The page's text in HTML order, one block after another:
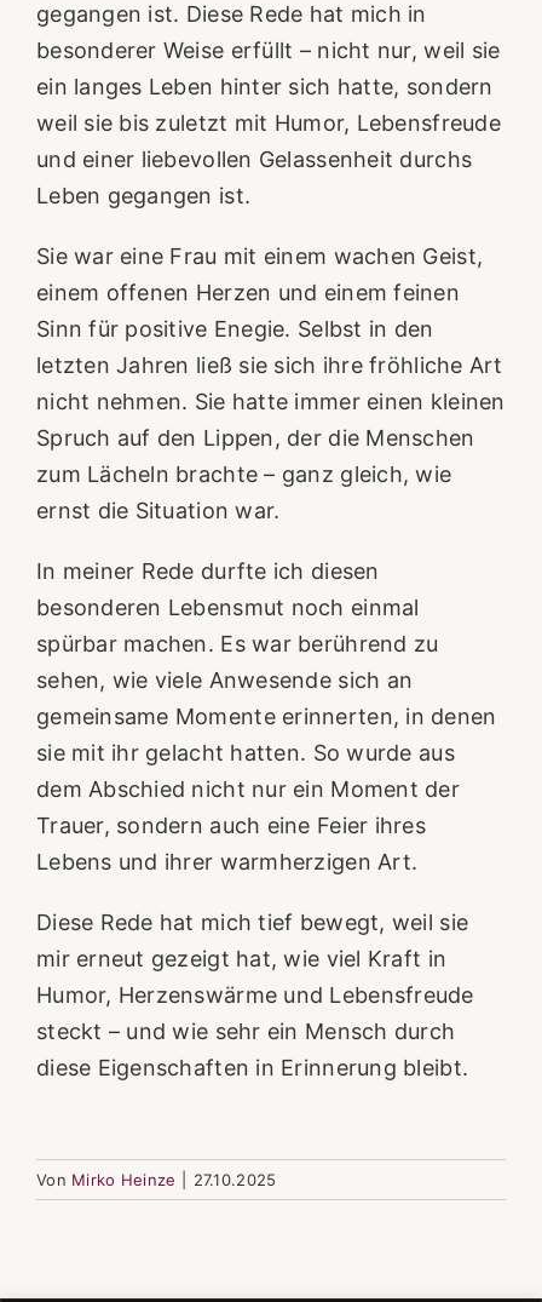
gegangen ist. Diese Rede hat mich in
besonderer Weise erfüllt – nicht nur, weil sie
ein langes Leben hinter sich hatte, sondern
weil sie bis zuletzt mit Humor, Lebensfreude
und einer liebevollen Gelassenheit durchs
Leben gegangen ist.
Sie war eine Frau mit einem wachen Geist,
einem offenen Herzen und einem feinen
Sinn für positive Enegie. Selbst in den
letzten Jahren ließ sie sich ihre fröhliche Art
nicht nehmen. Sie hatte immer einen kleinen
Spruch auf den Lippen, der die Menschen
zum Lächeln brachte – ganz gleich, wie
ernst die Situation war.
In meiner Rede durfte ich diesen
besonderen Lebensmut noch einmal
spürbar machen. Es war berührend zu
sehen, wie viele Anwesende sich an
gemeinsame Momente erinnerten, in denen
sie mit ihr gelacht hatten. So wurde aus
dem Abschied nicht nur ein Moment der
Trauer, sondern auch eine Feier ihres
Lebens und ihrer warmherzigen Art.
Diese Rede hat mich tief bewegt, weil sie
mir erneut gezeigt hat, wie viel Kraft in
Humor, Herzenswärme und Lebensfreude
steckt – und wie sehr ein Mensch durch
diese Eigenschaften in Erinnerung bleibt.
Von Mirko Heinze 27.10.2025